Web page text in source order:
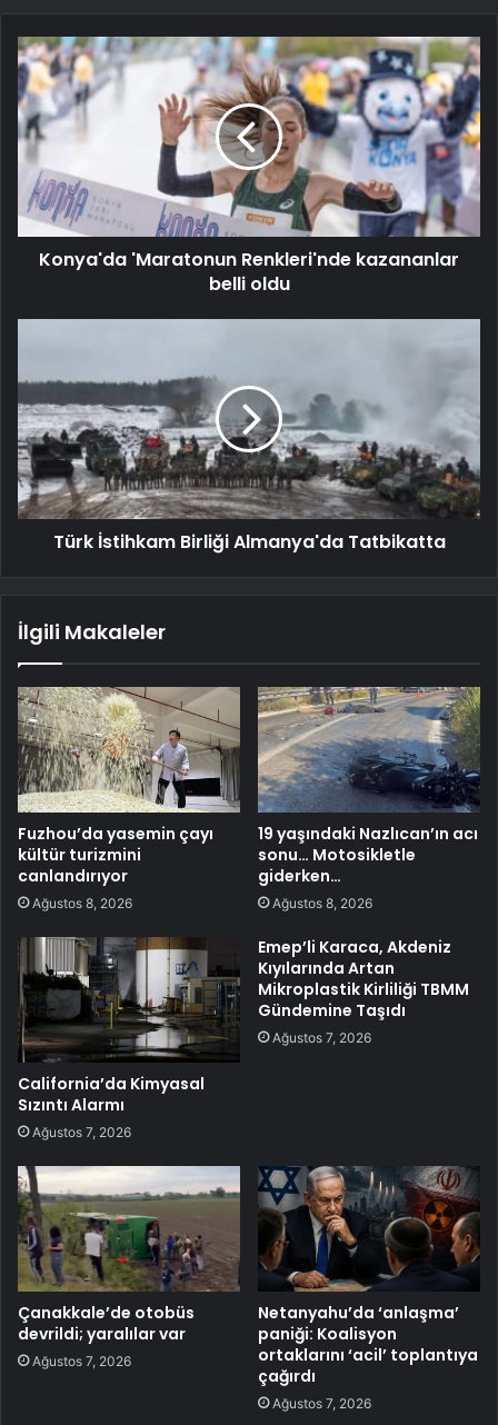
Konya'da 'Maratonun Renkleri'nde kazananlar
belli oldu
Türk İstihkam Birliği Almanya'da Tatbikatta
İlgili Makaleler
Fuzhou’da yasemin çayı
kültür turizmini
canlandırıyor
Ağustos 8, 2026
19 yaşındaki Nazlıcan’ın acı
sonu… Motosikletle
giderken…
Ağustos 8, 2026
California’da Kimyasal
Sızıntı Alarmı
Ağustos 7, 2026
Emep’li Karaca, Akdeniz
Kıyılarında Artan
Mikroplastik Kirliliği TBMM
Gündemine Taşıdı
Ağustos 7, 2026
Çanakkale’de otobüs
devrildi; yaralılar var
Ağustos 7, 2026
Netanyahu’da ‘anlaşma’
paniği: Koalisyon
ortaklarını ‘acil’ toplantıya
çağırdı
Ağustos 7, 2026